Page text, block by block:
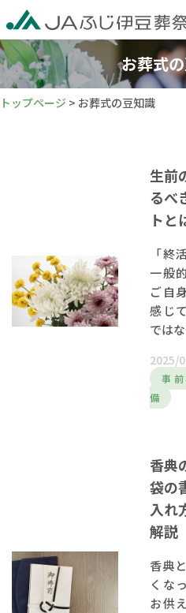
お葬式
トップページ > お葬式の豆知識
生前
るべ
トと
「終
一般
ご自
感じ
では
2025/
事
備
香典
袋の
入れ
解説
香典
くな
お供